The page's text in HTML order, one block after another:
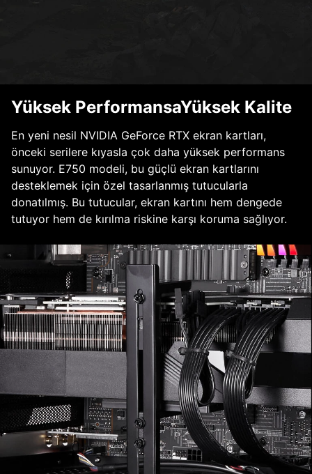
Yüksek PerformansaYüksek Kalite
En yeni nesil NVIDIA GeForce RTX ekran kartları,
önceki serilere kıyasla çok daha yüksek performans
sunuyor. E750 modeli, bu güçlü ekran kartlarını
desteklemek için özel tasarlanmış tutucularla
donatılmış. Bu tutucular, ekran kartını hem dengede
tutuyor hem de kırılma riskine karşı koruma sağlıyor.